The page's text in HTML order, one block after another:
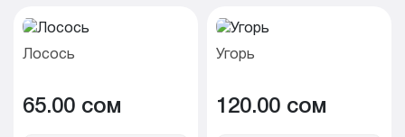
Лосось
65.00 cом
Угорь
120.00 cом